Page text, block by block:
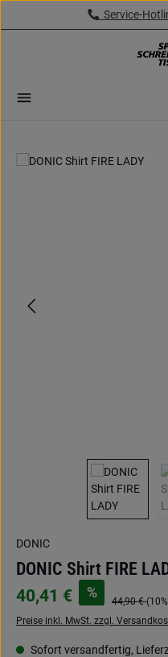
Zum Hauptinhalt springen
Service-
Bildergalerie überspringen
DONIC
DONIC Shirt FIRE
40,41 € %
44,90 €
Preise inkl. MwSt. zzgl.
Sofort versandfertig,